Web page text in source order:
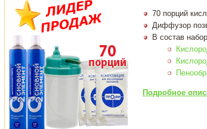
70 порций
Диффузор
В состав
Подробное